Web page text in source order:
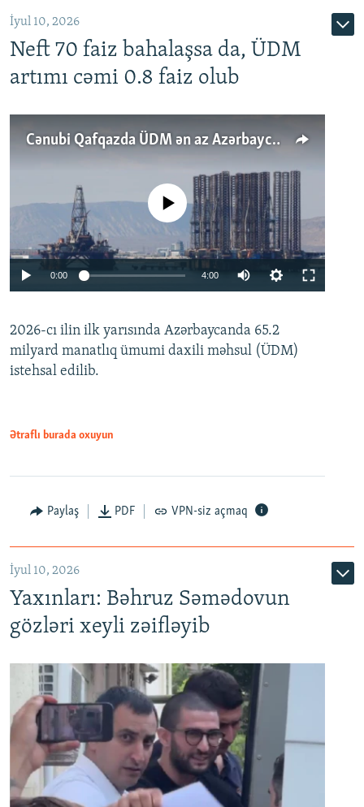
İyul 10, 2026
Neft 70 faiz bahalaşsa da, ÜDM
artımı cəmi 0.8 faiz olub
Cənubi Qafqazda ÜDM ən az Azərbaycanda artır: Qonşuları niyə Bakını qabaqlaya bilir?
Auto 240p 360p 480p
No media source currently available
0:00 4:00
360p
480p
2026-cı ilin ilk yarısında Azərbaycanda 65.2
milyard manatlıq ümumi daxili məhsul (ÜDM)
istehsal edilib.
Ətraflı burada oxuyun
Paylaş PDF VPN-siz açmaq
İyul 10, 2026
Yaxınları: Bəhruz Səmədovun
gözləri xeyli zəifləyib